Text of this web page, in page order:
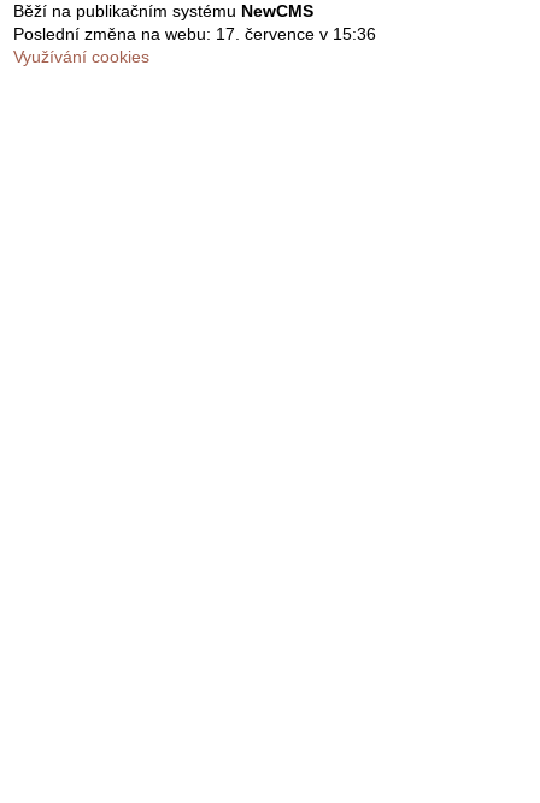
Běží na publikačním systému NewCMS
Poslední změna na webu: 17. července v 15:36
Využívání cookies